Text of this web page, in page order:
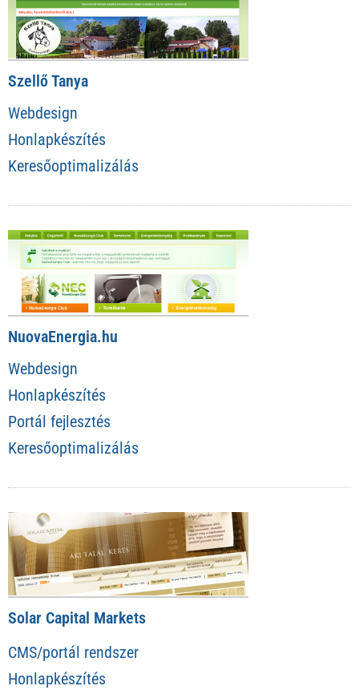
Szellő Tanya
Webdesign
Honlapkészítés
Keresőoptimalizálás
NuovaEnergia.hu
Webdesign
Honlapkészítés
Portál fejlesztés
Keresőoptimalizálás
Solar Capital Markets
CMS/portál rendszer
Honlapkészítés